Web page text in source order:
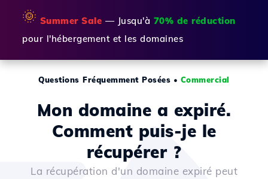
🌞 Summer Sale — Jusqu'à 70% de réduction
pour l'hébergement et les domaines
Questions Fréquemment Posées • Commercial
Mon domaine a expiré.
Comment puis-je le
récupérer ?
La récupération d'un domaine expiré peut